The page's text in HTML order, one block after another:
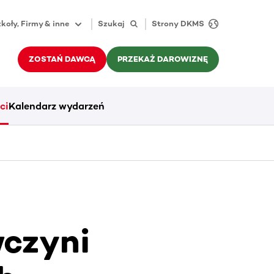
Firmy & inne Szukaj Strony DKMS
ZOSTAŃ DAWCĄ PRZEKAŻ DAROWIZNĘ
Kalendarz wydarzeń